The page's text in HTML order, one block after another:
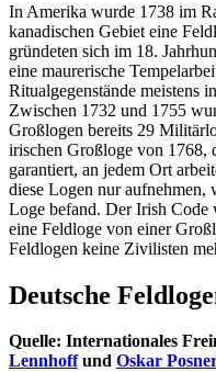
In Amerika wurde 1738 im
kanadischen Gebiet eine
gründeten sich im 18.
eine maurerische
Ritualgegenstände meistens
Zwischen 1732 und 1755
Großlogen bereits 29
irischen Großloge von 1768,
garantiert, an jedem Ort
diese Logen nur aufnehmen,
Loge befand. Der Irish Code
eine Feldloge von einer
Feldlogen keine Zivilisten
Deutsche
Quelle: Internationales
Lennhoffund Oskar